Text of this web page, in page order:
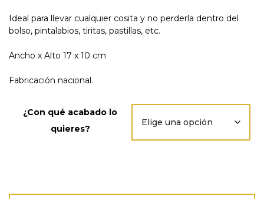
Ideal para llevar cualquier cosita y no perderla dentro del
bolso, pintalabios, tiritas, pastillas, etc.
Ancho x Alto 17 x 10 cm
Fabricación nacional.
¿Con qué acabado lo
quieres?
Monedero